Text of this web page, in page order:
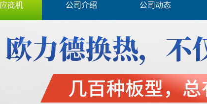
商机 公司介绍 公司动态